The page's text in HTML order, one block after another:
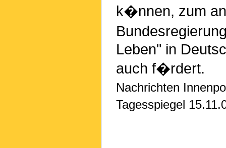
k�nnen, zum
Leben" in
auch f�rdert.
Nachrichten
Tagesspiegel